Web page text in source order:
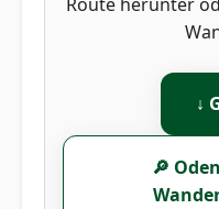
↓
🔎